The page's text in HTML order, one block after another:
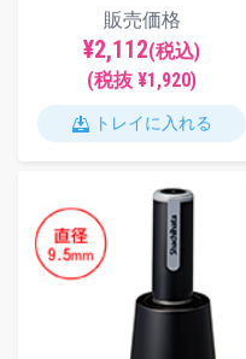
販売価格
¥2,112(税込)
(税抜 ¥1,920)
トレイに入れる